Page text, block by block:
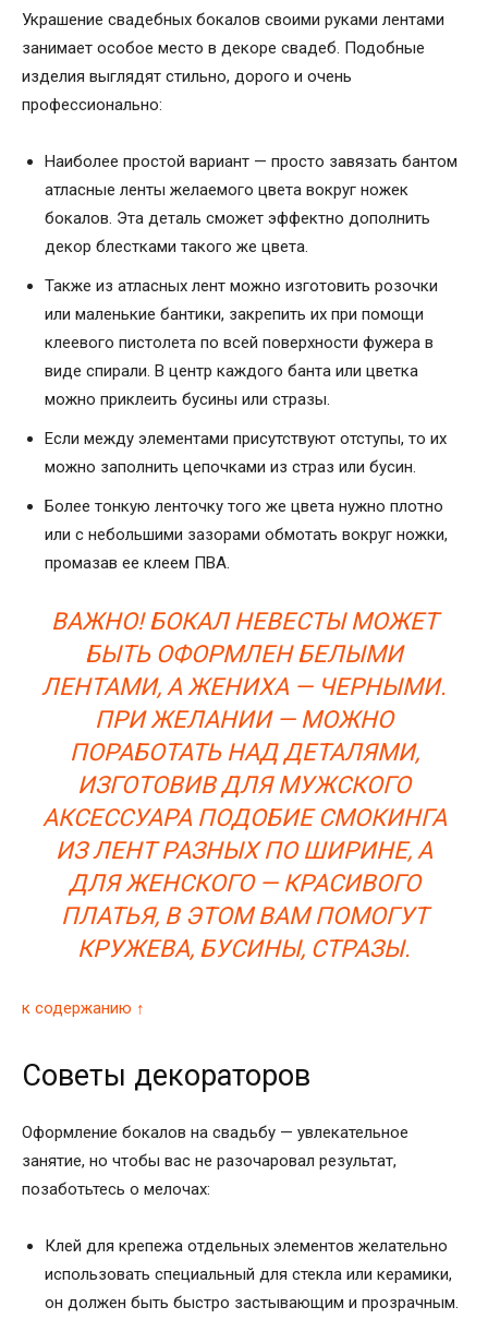
Украшение свадебных бокалов своими руками лентами
занимает особое место в декоре свадеб. Подобные
изделия выглядят стильно, дорого и очень
профессионально:
Наиболее простой вариант — просто завязать бантом
атласные ленты желаемого цвета вокруг ножек
бокалов. Эта деталь сможет эффектно дополнить
декор блестками такого же цвета.
Также из атласных лент можно изготовить розочки
или маленькие бантики, закрепить их при помощи
клеевого пистолета по всей поверхности фужера в
виде спирали. В центр каждого банта или цветка
можно приклеить бусины или стразы.
Если между элементами присутствуют отступы, то их
можно заполнить цепочками из страз или бусин.
Более тонкую ленточку того же цвета нужно плотно
или с небольшими зазорами обмотать вокруг ножки,
промазав ее клеем ПВА.
ВАЖНО! БОКАЛ НЕВЕСТЫ МОЖЕТ
БЫТЬ ОФОРМЛЕН БЕЛЫМИ
ЛЕНТАМИ, А ЖЕНИХА — ЧЕРНЫМИ.
ПРИ ЖЕЛАНИИ — МОЖНО
ПОРАБОТАТЬ НАД ДЕТАЛЯМИ,
ИЗГОТОВИВ ДЛЯ МУЖСКОГО
АКСЕССУАРА ПОДОБИЕ СМОКИНГА
ИЗ ЛЕНТ РАЗНЫХ ПО ШИРИНЕ, А
ДЛЯ ЖЕНСКОГО — КРАСИВОГО
ПЛАТЬЯ, В ЭТОМ ВАМ ПОМОГУТ
КРУЖЕВА, БУСИНЫ, СТРАЗЫ.
к содержанию ↑
Советы декораторов
Оформление бокалов на свадьбу — увлекательное
занятие, но чтобы вас не разочаровал результат,
позаботьтесь о мелочах:
Клей для крепежа отдельных элементов желательно
использовать специальный для стекла или керамики,
он должен быть быстро застывающим и прозрачным.